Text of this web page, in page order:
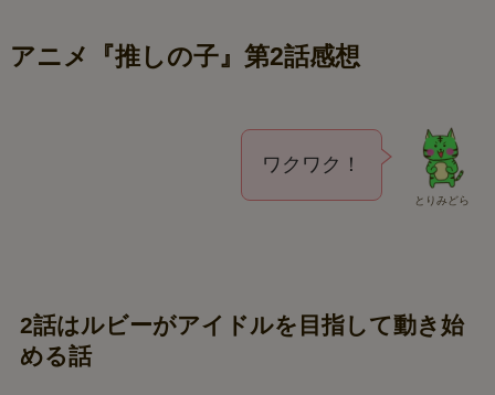
アニメ『推しの子』第2話感想
とりみどら
ワクワク！
2話はルビーがアイドルを目指して動き始
める話